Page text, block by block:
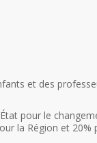
et des
pour le
la Région et 20%